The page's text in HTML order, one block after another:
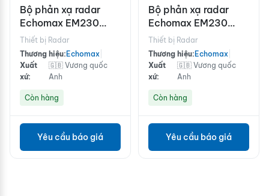
Bộ phản xạ radar
Echomax EM230
Basemount màu
trắng
Thiết bị Radar
Thương hiệu: Echomax
Xuất
xứ:
🇬🇧 Vương quốc
Anh
Còn hàng
Yêu cầu báo giá
Bộ phản xạ radar
Echomax EM230
màu đen
Thiết bị Radar
Thương hiệu: Echomax
Xuất
xứ:
🇬🇧 Vương quốc
Anh
Còn hàng
Yêu cầu báo giá